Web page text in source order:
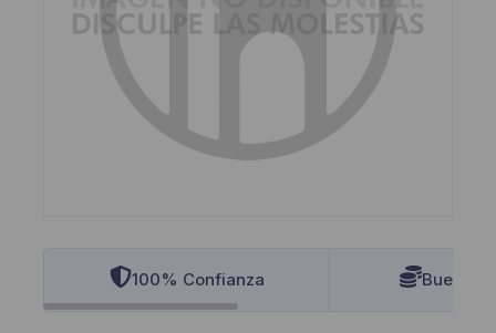
100% Confianza Buenos